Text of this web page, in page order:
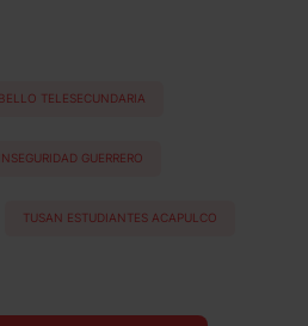
TELESECUNDARIA
INSEGURIDAD GUERRERO
TUSAN ESTUDIANTES ACAPULCO